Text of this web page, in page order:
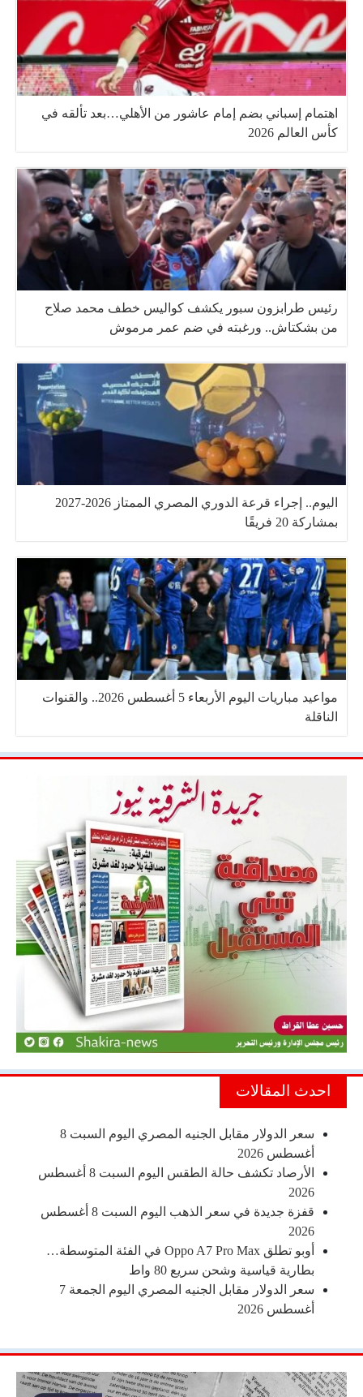
اهتمام إسباني بضم إمام عاشور من الأهلي…بعد تألقه في
كأس العالم 2026
رئيس طرابزون سبور يكشف كواليس خطف محمد صلاح
من بشكتاش.. ورغبته في ضم عمر مرموش
اليوم.. إجراء قرعة الدوري المصري الممتاز 2026-2027
بمشاركة 20 فريقًا
مواعيد مباريات اليوم الأربعاء 5 أغسطس 2026.. والقنوات
الناقلة
احدث المقالات
سعر الدولار مقابل الجنيه المصري اليوم السبت 8
أغسطس 2026
الأرصاد تكشف حالة الطقس اليوم السبت 8 أغسطس
2026
قفزة جديدة في سعر الذهب اليوم السبت 8 أغسطس
2026
أوبو تطلق Oppo A7 Pro Max في الفئة المتوسطة…
بطارية قياسية وشحن سريع 80 واط
سعر الدولار مقابل الجنيه المصري اليوم الجمعة 7
أغسطس 2026